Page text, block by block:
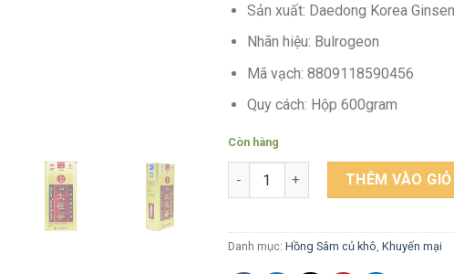
Sản xuất: Daedong Korea
Nhãn hiệu: Bulrogeon
Mã vạch: 8809118590456
Quy cách: Hộp 600gram
Còn hàng
Thái cực sâm củ khô Hàn Quốc
THÊM VÀO
Danh mục: Hồng Sâm củ khô Khuyến mại